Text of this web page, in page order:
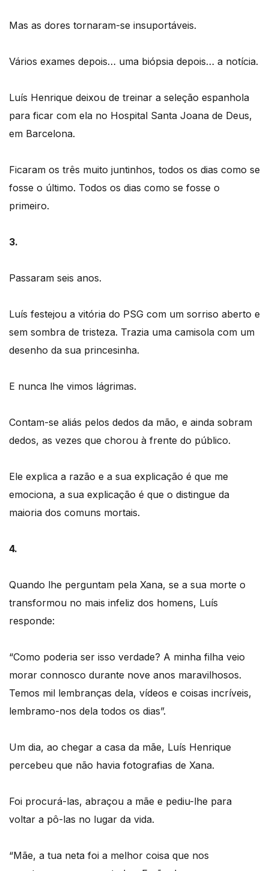
Mas as dores tornaram-se insuportáveis.
Vários exames depois… uma biópsia depois… a notícia.
Luís Henrique deixou de treinar a seleção espanhola
para ficar com ela no Hospital Santa Joana de Deus,
em Barcelona.
Ficaram os três muito juntinhos, todos os dias como se
fosse o último. Todos os dias como se fosse o
primeiro.
3.
Passaram seis anos.
Luís festejou a vitória do PSG com um sorriso aberto e
sem sombra de tristeza. Trazia uma camisola com um
desenho da sua princesinha.
E nunca lhe vimos lágrimas.
Contam-se aliás pelos dedos da mão, e ainda sobram
dedos, as vezes que chorou à frente do público.
Ele explica a razão e a sua explicação é que me
emociona, a sua explicação é que o distingue da
maioria dos comuns mortais.
4.
Quando lhe perguntam pela Xana, se a sua morte o
transformou no mais infeliz dos homens, Luís
responde:
“Como poderia ser isso verdade? A minha filha veio
morar connosco durante nove anos maravilhosos.
Temos mil lembranças dela, vídeos e coisas incríveis,
lembramo-nos dela todos os dias”.
Um dia, ao chegar a casa da mãe, Luís Henrique
percebeu que não havia fotografias de Xana.
Foi procurá-las, abraçou a mãe e pediu-lhe para
voltar a pô-las no lugar da vida.
“Mãe, a tua neta foi a melhor coisa que nos